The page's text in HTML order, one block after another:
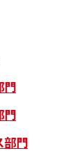
門
門
部門